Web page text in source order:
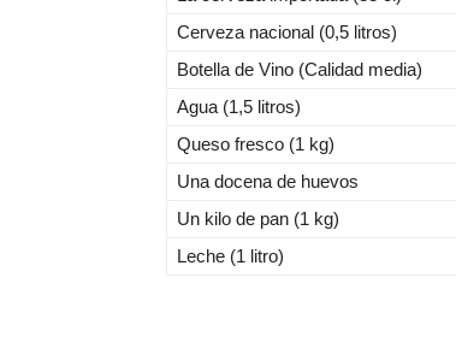
Cerveza nacional (0,5 litros)
Botella de Vino (Calidad media)
Agua (1,5 litros)
Queso fresco (1 kg)
Una docena de huevos
Un kilo de pan (1 kg)
Leche (1 litro)